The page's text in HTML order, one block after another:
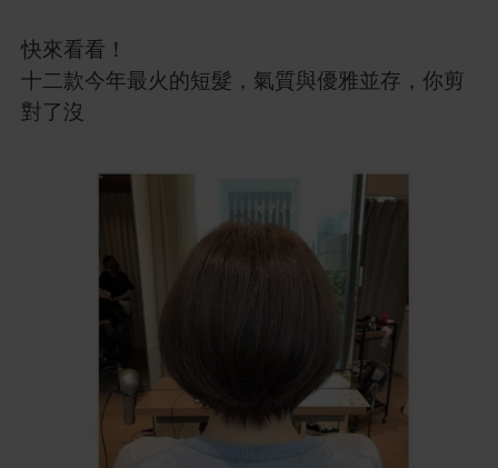
快來看看！
十二款今年最火的短髮，氣質與優雅並存，你剪
對了沒